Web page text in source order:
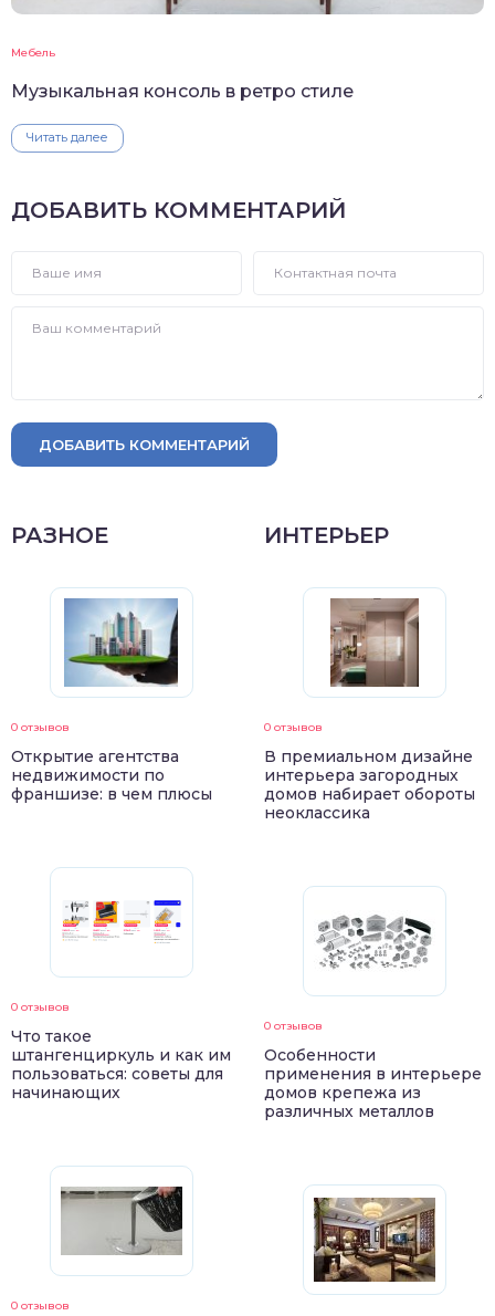
Мебель
Музыкальная консоль в ретро стиле
Читать далее
ДОБАВИТЬ КОММЕНТАРИЙ
ДОБАВИТЬ КОММЕНТАРИЙ
РАЗНОЕ
0 отзывов
Открытие агентства
недвижимости по
франшизе: в чем плюсы
0 отзывов
Что такое
штангенциркуль и как им
пользоваться: советы для
начинающих
0 отзывов
ИНТЕРЬЕР
0 отзывов
В премиальном дизайне
интерьера загородных
домов набирает обороты
неоклассика
0 отзывов
Особенности
применения в интерьере
домов крепежа из
различных металлов